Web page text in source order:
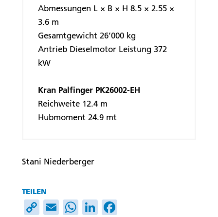
Abmessungen L × B × H 8.5 × 2.55 ×
3.6 m
Gesamtgewicht 26’000 kg
Antrieb Dieselmotor Leistung 372
kW
Kran Palfinger PK26002-EH
Reichweite 12.4 m
Hubmoment 24.9 mt
Stani Niederberger
TEILEN
CopyEmailWhatsApp
LinkedIn